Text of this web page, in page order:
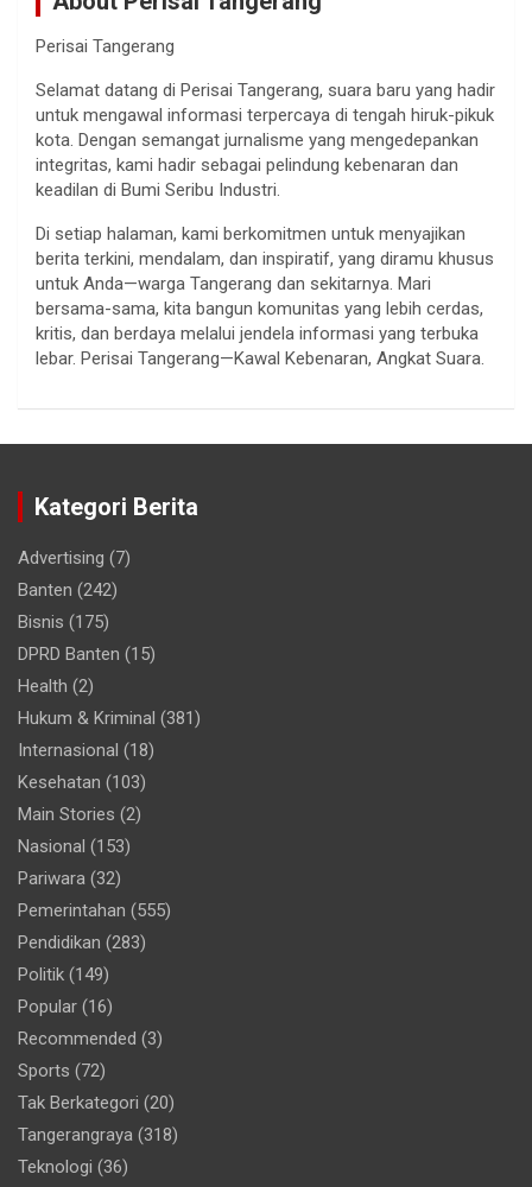
Perisai Tangerang
Selamat datang di Perisai Tangerang, suara baru yang hadir
untuk mengawal informasi terpercaya di tengah hiruk-pikuk
kota. Dengan semangat jurnalisme yang mengedepankan
integritas, kami hadir sebagai pelindung kebenaran dan
keadilan di Bumi Seribu Industri.
Di setiap halaman, kami berkomitmen untuk menyajikan
berita terkini, mendalam, dan inspiratif, yang diramu khusus
untuk Anda—warga Tangerang dan sekitarnya. Mari
bersama-sama, kita bangun komunitas yang lebih cerdas,
kritis, dan berdaya melalui jendela informasi yang terbuka
lebar. Perisai Tangerang—Kawal Kebenaran, Angkat Suara.
Kategori Berita
Advertising (7)
Banten (242)
Bisnis (175)
DPRD Banten (15)
Health (2)
Hukum & Kriminal (381)
Internasional (18)
Kesehatan (103)
Main Stories (2)
Nasional (153)
Pariwara (32)
Pemerintahan (555)
Pendidikan (283)
Politik (149)
Popular (16)
Recommended (3)
Sports (72)
Tak Berkategori (20)
Tangerangraya (318)
Teknologi (36)